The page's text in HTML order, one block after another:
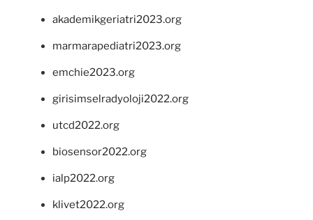
akademikgeriatri2023.org
marmarapediatri2023.org
emchie2023.org
girisimselradyoloji2022.org
utcd2022.org
biosensor2022.org
ialp2022.org
klivet2022.org